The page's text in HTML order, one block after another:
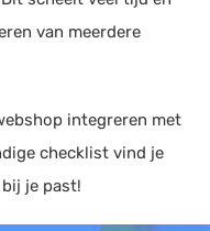
van meerdere
integreren met
checklist vind je
je past!